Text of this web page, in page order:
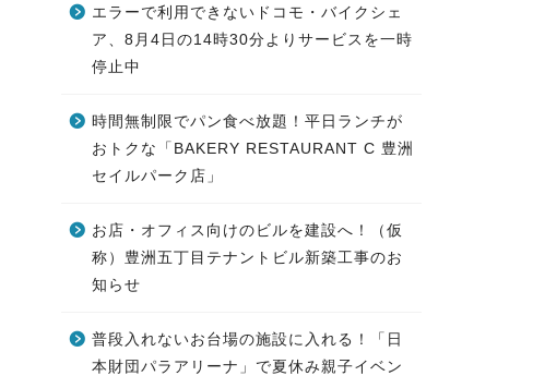
エラーで利用できないドコモ・バイクシェ
ア、8月4日の14時30分よりサービスを一時
停止中
時間無制限でパン食べ放題！平日ランチが
おトクな「BAKERY RESTAURANT C 豊洲
セイルパーク店」
お店・オフィス向けのビルを建設へ！（仮
称）豊洲五丁目テナントビル新築工事のお
知らせ
普段入れないお台場の施設に入れる！「日
本財団パラアリーナ」で夏休み親子イベン